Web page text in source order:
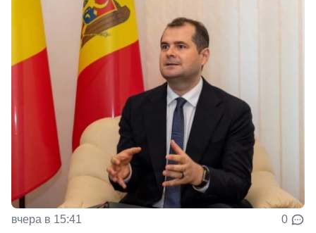
вчера в 15:41 0